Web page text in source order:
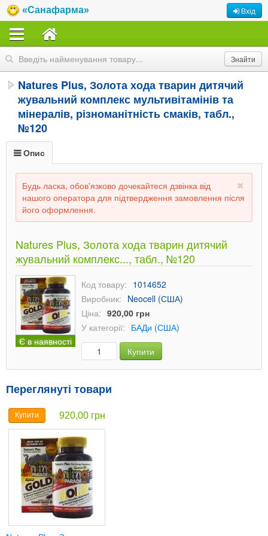
«Санафарма» Вхід
Natures Plus, Золота хода тварин дитячий
жувальний комплекс мультивітамінів та
мінералів, різноманітність смаків, табл.,
№120
Опис
Будь ласка, обов'язково дочекайтеся дзвінка від
нашого оператора для підтвердження замовлення після
його оформлення.
Natures Plus, Золота хода тварин дитячий
жувальний комплекс..., табл., №120
Є в наявності
Код товару: 1014652
Виробник: Neocell (США)
Ціна: 920,00 грн
У категорії: БАДи (США)
Купити
Переглянуті товари
Купити 920,00 грн